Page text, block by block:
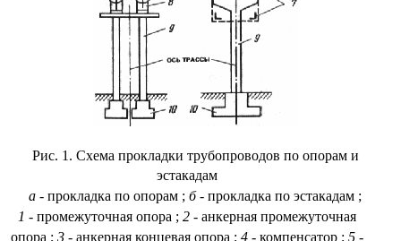
Рис. 1. Схема прокладки трубопроводов по опорам и
эстакадам
а - прокладка по опорам ; б- прокладка по эстакадам ;
1 - промежуточная опора ; 2 - анкерная промежуточная
опора ; 3 - анкерная концевая опора ; 4 - компенсатор ; 5 -